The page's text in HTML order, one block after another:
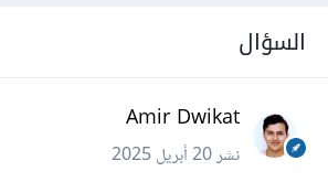
السؤال
Amir Dwikat
نشر20 أبريل 2025